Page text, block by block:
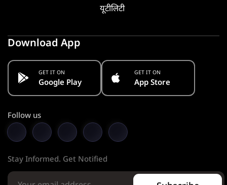
यूटीलिटी
Download App
GET IT ON
Google Play
GET IT ON
App Store
Follow us
Stay Informed. Get Notified